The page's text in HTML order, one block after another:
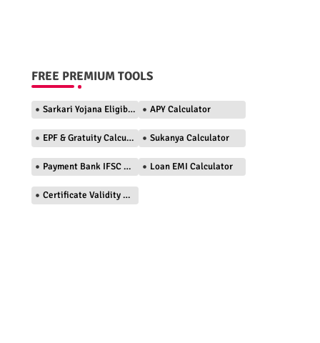
FREE PREMIUM TOOLS
Sarkari Yojana Eligibility Checker APY Calculator
EPF & Gratuity Calculator Sukanya Calculator
Payment Bank IFSC Finder Loan EMI Calculator
Certificate Validity Checker